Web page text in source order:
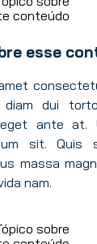
esse
dui
ante at.
sit. Quis
massa
nam.